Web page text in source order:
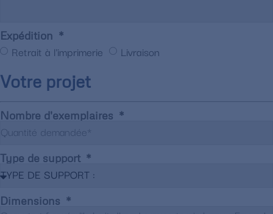
Expédition
Retrait à l'imprimerie Livraison
Votre projet
Nombre d'exemplaires
Type de support
Dimensions